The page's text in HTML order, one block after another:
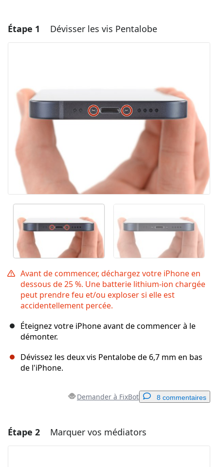
Étape 1 Dévisser les vis Pentalobe
Avant de commencer, déchargez votre iPhone en
dessous de 25 %. Une batterie lithium-ion chargée
peut prendre feu et/ou exploser si elle est
accidentellement percée.
Éteignez votre iPhone avant de commencer à le
démonter.
Dévissez les deux vis Pentalobe de 6,7 mm en bas
de l'iPhone.
Demander à FixBot 8 commentaires
Ajouter un commentaire
Étape 2 Marquer vos médiators